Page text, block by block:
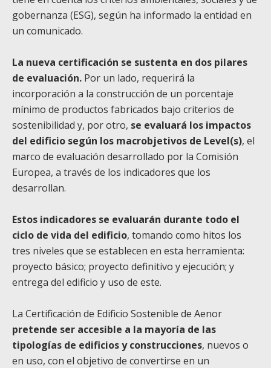
gobernanza (ESG), según ha informado la entidad en
un comunicado.
La nueva certificación se sustenta en dos pilares
de evaluación. Por un lado, requerirá la
incorporación a la construcción de un porcentaje
mínimo de productos fabricados bajo criterios de
sostenibilidad y, por otro, se evaluará los impactos
del edificio según los macrobjetivos de Level(s), el
marco de evaluación desarrollado por la Comisión
Europea, a través de los indicadores que los
desarrollan.
Estos indicadores se evaluarán durante todo el
ciclo de vida del edificio, tomando como hitos los
tres niveles que se establecen en esta herramienta:
proyecto básico; proyecto definitivo y ejecución; y
entrega del edificio y uso de este.
La Certificación de Edificio Sostenible de Aenor
pretende ser accesible a la mayoría de las
tipologías de edificios y construcciones, nuevos o
en uso, con el objetivo de convertirse en un